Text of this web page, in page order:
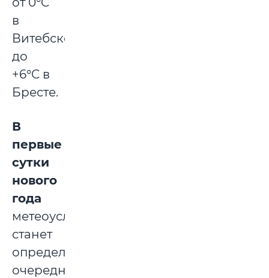
в
Витебске
до
+6°C в
Бресте.
В
первые
сутки
нового
года
метеоусловия
станет
определять
очередной